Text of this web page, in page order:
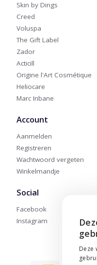
Skin by Dings
Creed
Voluspa
The Gift Label
Zador
Acticill
Origine l'Art Cosmétique
Heliocare
Marc Inbane
Account
Aanmelden
Registreren
Wachtwoord vergeten
Winkelmandje
Social
Facebook
Instagram
Deze